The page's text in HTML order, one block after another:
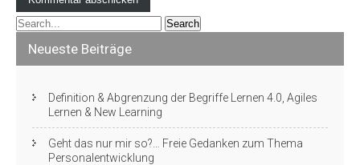
Neueste Beiträge
Definition & Abgrenzung der Begriffe Lernen 4.0, Agiles
Lernen & New Learning
Geht das nur mir so?… Freie Gedanken zum Thema
Personalentwicklung